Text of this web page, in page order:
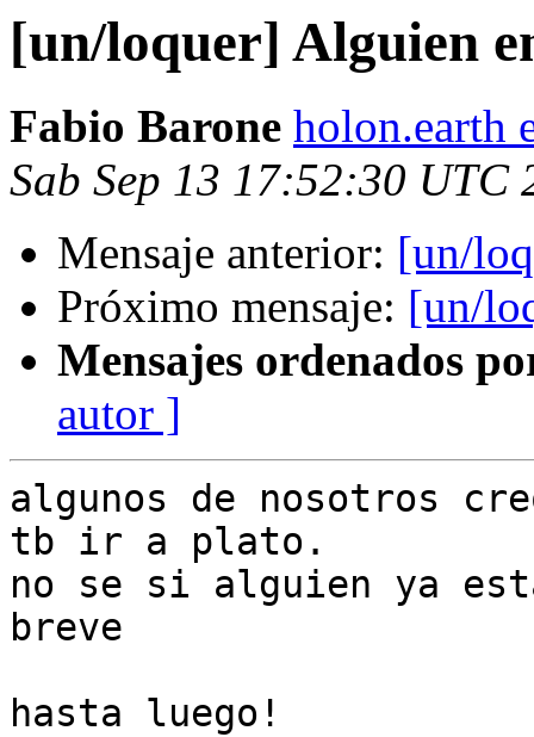
[un/loquer] Alguien
Fabio Barone holon.earth
Sab Sep 13 17:52:30 UTC
Mensaje anterior: [un/
Próximo mensaje: [un/
Mensajes ordenados
autor ]
algunos de nosotros
tb ir a plato.
no se si alguien ya
breve
hasta luego!